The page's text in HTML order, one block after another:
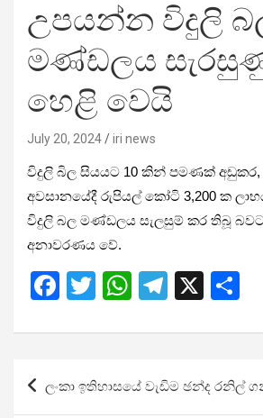
උපයන්න විදුලි
මණ්ඩලය
හෙළි වෙයි
July 20, 2024 iri news
විදුලි බිල සියයට 10 කින් පමණක් අඩුකර,
අවසානයේදී රුපියල් කෝටි 3,200 ක
විදුලි බල මණ්ඩලය සැලසුම් කර තිබූ
අනාවරණය වේ.
F
ce
o
T
tt
er
W
at
s
A
T
e
gr
a
X
e
navigation
ලංකා ඉතිහාසයේ වැඩිම ඡන්ද රනිල්